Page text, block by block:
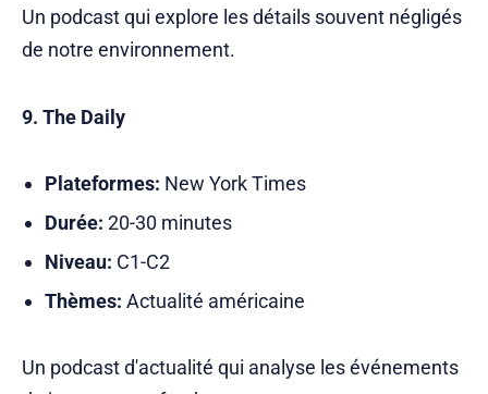
Un podcast qui explore les détails souvent négligés
de notre environnement.
9. The Daily
Plateformes: New York Times
Durée: 20-30 minutes
Niveau: C1-C2
Thèmes: Actualité américaine
Un podcast d'actualité qui analyse les événements